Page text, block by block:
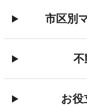
市区別
不
お役